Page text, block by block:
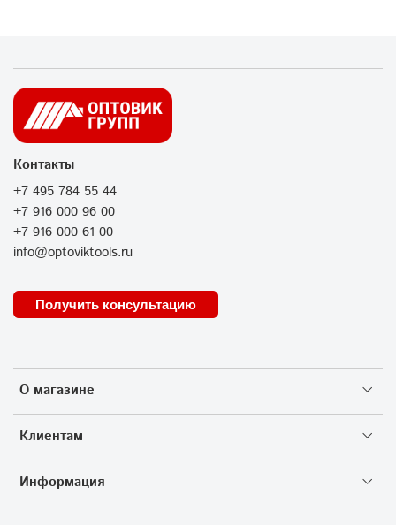
О магазине
Клиентам
Информация
Контакты
+7 495 784 55 44
+7 916 000 96 00
+7 916 000 61 00
info@optoviktools.ru
Получить консультацию